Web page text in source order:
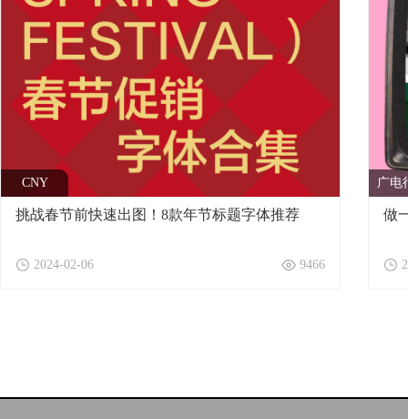
CNY
挑战春节前快速出图！8款年节标题字体推荐
2024-02-06 9466
广电
做